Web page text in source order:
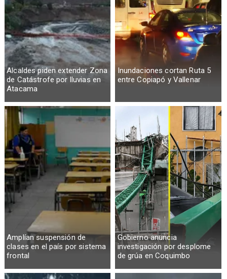
Alcaldes piden extender Zona
de Catástrofe por lluvias en
Atacama
Inundaciones cortan Ruta 5
entre Copiapó y Vallenar
Amplían suspensión de
clases en el país por sistema
frontal
Gobierno anuncia
investigación por desplome
de grúa en Coquimbo